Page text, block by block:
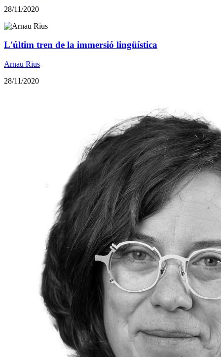
28/11/2020
​L'últim tren de la immersió lingüística
Arnau Rius
28/11/2020